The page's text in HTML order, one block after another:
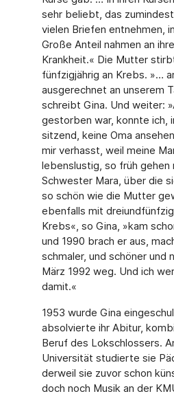
sehr beliebt, das
vielen Briefen entnehmen,
Große Anteil nahmen an
Krankheit.« Die Mutter
fünfzigjährig an Krebs. »…
ausgerechnet an unserem
schreibt Gina. Und weiter:
gestorben war, konnte ich,
sitzend, keine Oma
mir verhasst, weil meine
lebenslustig, so früh gehen
Schwester Mara, über die
so schön wie die Mutter
ebenfalls mit
Krebs«, so Gina, »kam
und 1990 brach er aus,
schmaler, und schöner und
März 1992 weg. Und ich
damit.«
1953 wurde Gina
absolvierte ihr Abitur,
Beruf des Lokschlossers.
Universität studierte sie
derweil sie zuvor schon
doch noch Musik an der